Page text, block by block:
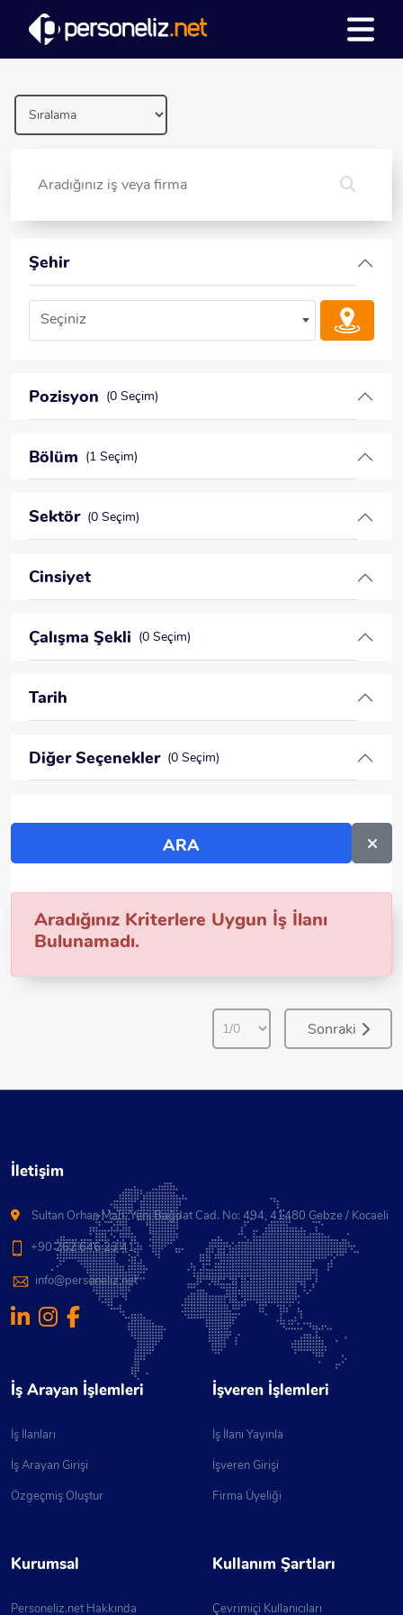
Şehir
Seçiniz
Pozisyon (0 Seçim)
Bölüm (1 Seçim)
Sektör (0 Seçim)
Cinsiyet
Çalışma Şekli (0 Seçim)
Tarih
Diğer Seçenekler (0 Seçim)
Aradığınız Kriterlere Uygun İş İlanı
Bulunamadı.
Sonraki
İletişim
Sultan Orhan Mah. Yeni Bağdat Cad. No: 494, 41480 Gebze / Kocaeli
+90 262 646 23 41
info@personeliz.net
İş Arayan İşlemleri
İş İlanları
İş Arayan Girişi
Özgeçmiş Oluştur
İşveren İşlemleri
İş İlanı Yayınla
İşveren Girişi
Firma Üyeliği
Kurumsal
Personeliz.net Hakkında
Kullanım Şartları
Çevrimiçi Kullanıcıları